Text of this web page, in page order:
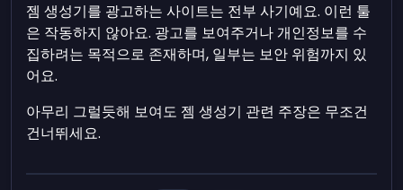
젬 생성기를 광고하는 사이트는 전부 사기예요. 이런 툴
은 작동하지 않아요. 광고를 보여주거나 개인정보를 수
집하려는 목적으로 존재하며, 일부는 보안 위험까지 있
어요.
아무리 그럴듯해 보여도 젬 생성기 관련 주장은 무조건
건너뛰세요.